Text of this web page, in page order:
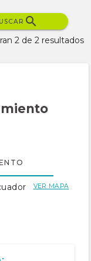
2 de 2 resultados
VER MAPA